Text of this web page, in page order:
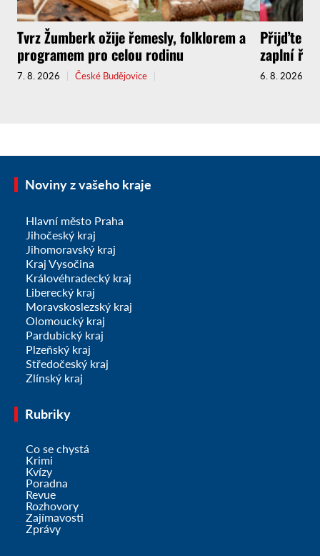
Tvrz Žumberk ožije řemesly, folklorem a
programem pro celou rodinu
7. 8. 2026 České Budějovice
Přijďte
zaplní
6. 8. 2026
Noviny z vašeho kraje
Hlavní město Praha
Jihočeský kraj
Jihomoravský kraj
Kraj Vysočina
Královéhradecký kraj
Liberecký kraj
Moravskoslezský kraj
Olomoucký kraj
Pardubický kraj
Plzeňský kraj
Středočeský kraj
Zlínský kraj
Rubriky
Co se chystá
Krimi
Kvízy
Poradna
Revue
Rozhovory
Zajímavosti
Zprávy